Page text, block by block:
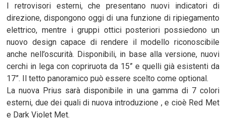
I retrovisori esterni, che presentano nuovi indicatori di
direzione, dispongono oggi di una funzione di ripiegamento
elettrico, mentre i gruppi ottici posteriori possiedono un
nuovo design capace di rendere il modello riconoscibile
anche nell’oscurità. Disponibili, in base alla versione, nuovi
cerchi in lega con copriruota da 15” e quelli già esistenti da
17”. Il tetto panoramico può essere scelto come optional.
La nuova Prius sarà disponibile in una gamma di 7 colori
esterni, due dei quali di nuova introduzione , e cioè Red Met
e Dark Violet Met.